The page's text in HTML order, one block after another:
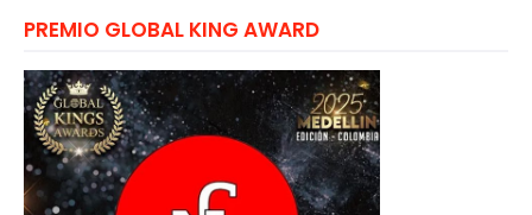
PREMIO GLOBAL KING AWARD